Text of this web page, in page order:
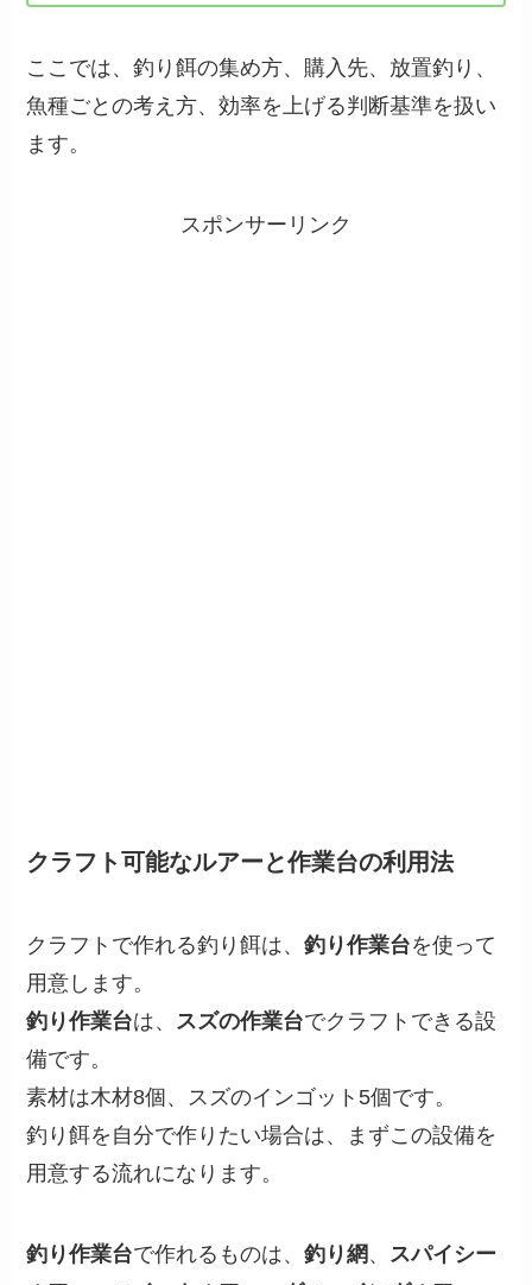
ここでは、釣り餌の集め方、購入先、放置釣り、
魚種ごとの考え方、効率を上げる判断基準を扱い
ます。
スポンサーリンク
クラフト可能なルアーと作業台の利用法
クラフトで作れる釣り餌は、釣り作業台を使って
用意します。
釣り作業台は、 スズの作業台でクラフトできる設
備です。
素材は木材8個、スズのインゴット5個です。
釣り餌を自分で作りたい場合は、まずこの設備を
用意する流れになります。
釣り作業台で作れるものは、釣り網 、 スパイシー